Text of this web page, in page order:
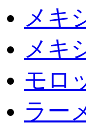
メキ
メキ
モロ
ラー